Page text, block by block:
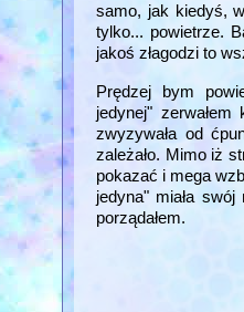
samo, jak kiedyś,
tylko... powietrze.
jakoś złagodzi to
Prędzej bym
jedynej"
zwyzywała od
zależało. Mimo iż
pokazać i mega
jedyna" miała
porządałem.